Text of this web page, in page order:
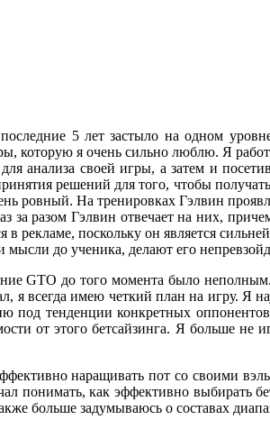
5 лет застыло на одном
которую я очень сильно люблю. Я
анализа своей игры, а затем и
решений для того, чтобы
ровный. На тренировках Гэлвин
разом Гэлвин отвечает на них,
поскольку он является
до ученика, делают его
GTO до того момента было
всегда имею четкий план на игру. Я
под тенденции конкретных
от этого бетсайзинга. Я больше не
наращивать пот со своими
понимать, как эффективно выбирать
больше задумываюсь о составах